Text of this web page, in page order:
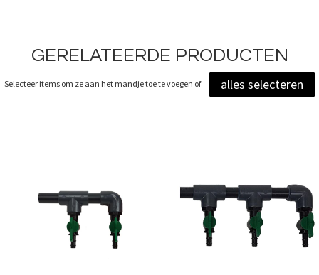
GERELATEERDE PRODUCTEN
Selecteer items om ze aan het mandje toe te voegen of alles selecteren